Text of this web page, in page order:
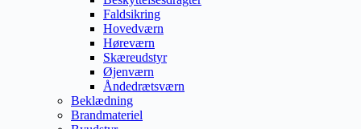
Faldsikring
Hovedværn
Høreværn
Skæreudstyr
Øjenværn
Åndedrætsværn
Beklædning
Brandmateriel